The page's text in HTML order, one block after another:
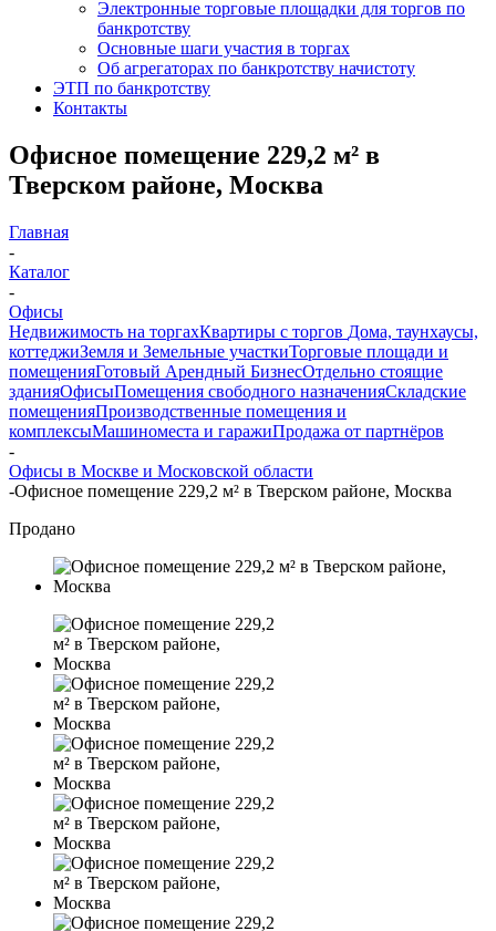
Электронные торговые площадки для торгов по
банкротству
Основные шаги участия в торгах
Об агрегаторах по банкротству начистоту
ЭТП по банкротству
Контакты
Офисное помещение 229,2 м² в
Тверском районе, Москва
Главная
-
Каталог
-
Офисы
Недвижимость на торгахКвартиры с торгов Дома, таунхаусы,
коттеджиЗемля и Земельные участкиТорговые площади и
помещенияГотовый Арендный БизнесОтдельно стоящие
зданияОфисыПомещения свободного назначенияСкладские
помещенияПроизводственные помещения и
комплексыМашиноместа и гаражиПродажа от партнёров
-
Офисы в Москве и Московской области
-Офисное помещение 229,2 м² в Тверском районе, Москва
Продано